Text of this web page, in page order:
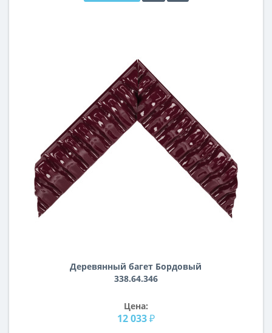
Деревянный багет Бордовый
338.64.346
Цена:
12 033 ₽